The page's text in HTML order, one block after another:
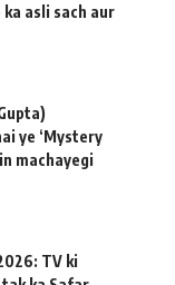
ka asli sach aur
ye ‘Mystery
machayegi
TV ki